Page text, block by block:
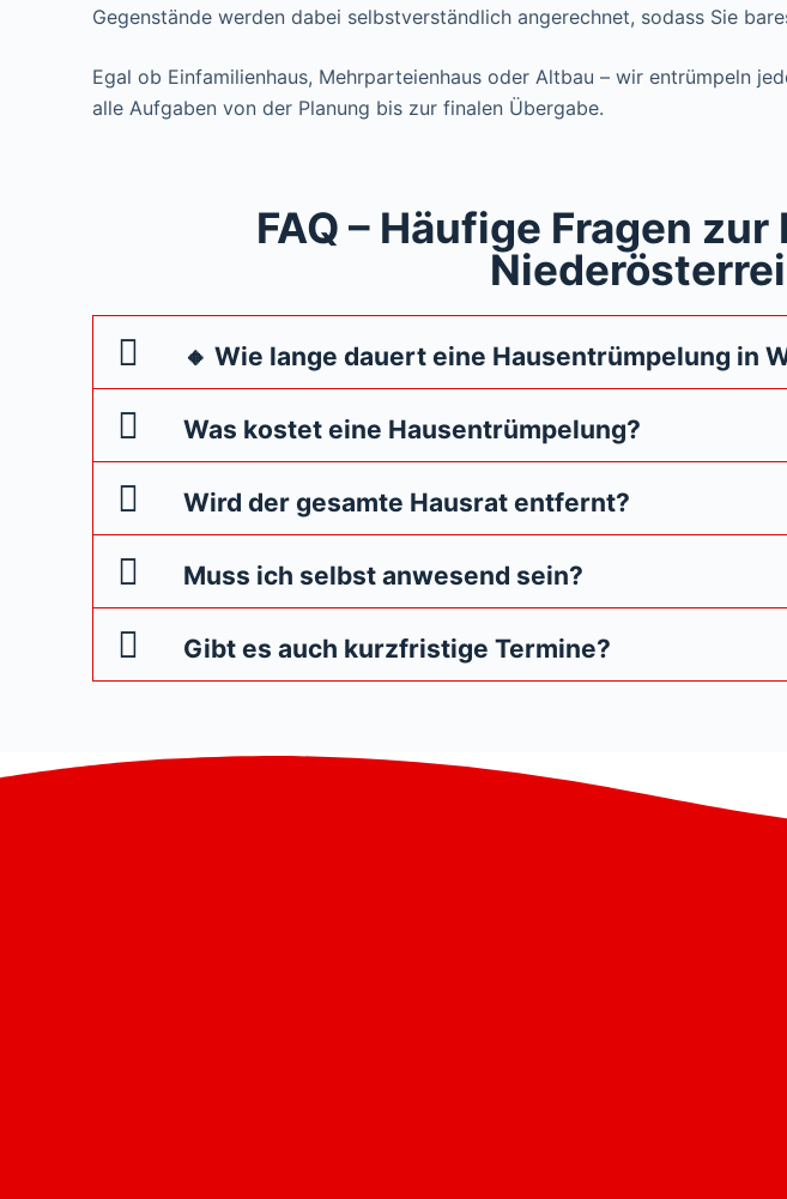
Gegenstände werden dabei selbstverständlich angerechnet, sodass Sie
Egal ob Einfamilienhaus, Mehrparteienhaus oder Altbau – wir entrümpeln
alle Aufgaben von der Planung bis zur finalen Übergabe.
FAQ – Häufige Fragen
🔸 Wie lange dauert eine Hausentrümpelung in
Was kostet eine Hausentrümpelung?
Wird der gesamte Hausrat entfernt?
Muss ich selbst anwesend sein?
Gibt es auch kurzfristige Termine?